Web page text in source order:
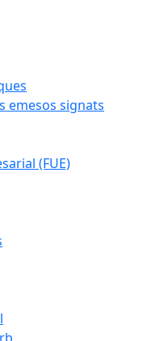
emesos signats
(FUE)